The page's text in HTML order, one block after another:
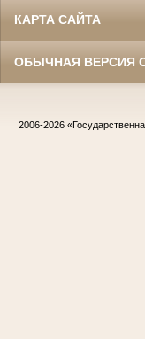
КАРТА САЙТА
ОБЫЧНАЯ ВЕРСИЯ
2006-2026